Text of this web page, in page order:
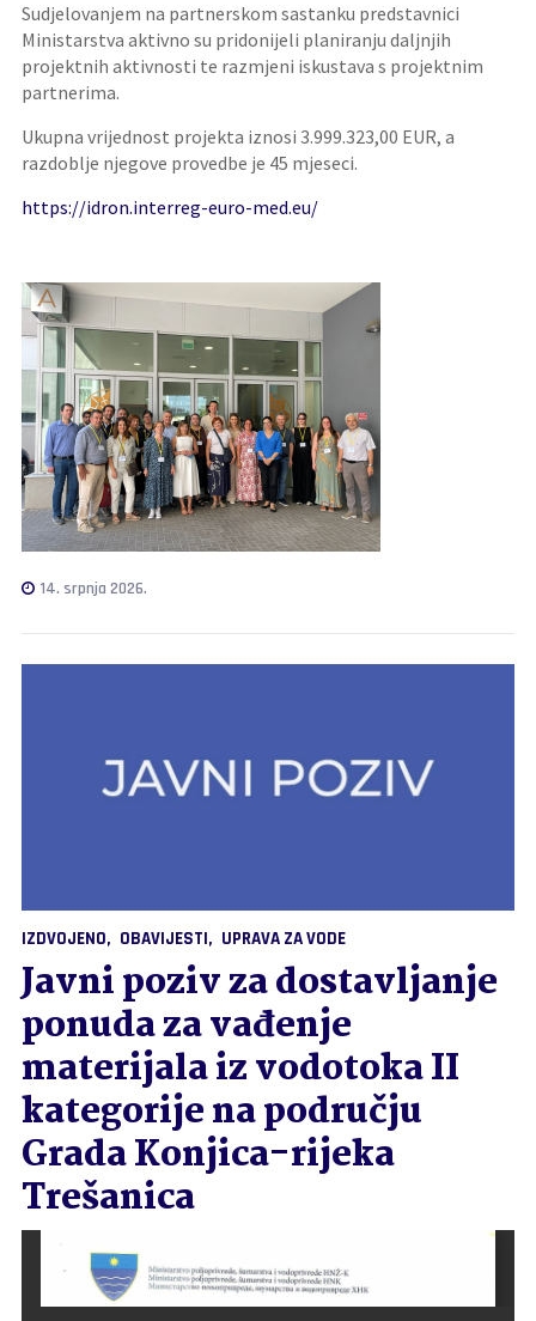
Sudjelovanjem na partnerskom sastanku predstavnici
Ministarstva aktivno su pridonijeli planiranju daljnjih
projektnih aktivnosti te razmjeni iskustava s projektnim
partnerima.
Ukupna vrijednost projekta iznosi 3.999.323,00 EUR, a
razdoblje njegove provedbe je 45 mjeseci.
https://idron.interreg-euro-med.eu/
14. srpnja 2026.
IZDVOJENO OBAVIJESTI UPRAVA ZA VODE
Javni poziv za dostavljanje
ponuda za vađenje
materijala iz vodotoka II
kategorije na području
Grada Konjica-rijeka
Trešanica